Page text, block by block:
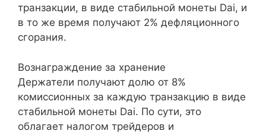
транзакции, в виде стабильной монеты Dai, и
в то же время получают 2% дефляционного
сгорания.
Вознаграждение за хранение
Держатели получают долю от 8%
комиссионных за каждую транзакцию в виде
стабильной монеты Dai. По сути, это
облагает налогом трейдеров и